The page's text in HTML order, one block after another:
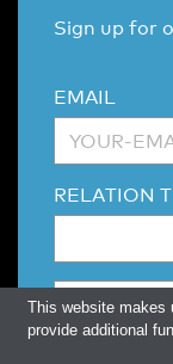
BUSINESS & CAREER
CONTACT
ARCHIVE
MORE
LINKS
DISCLAIMER /
Sign up for
EMAIL
RELATION
This website makes
provide additional